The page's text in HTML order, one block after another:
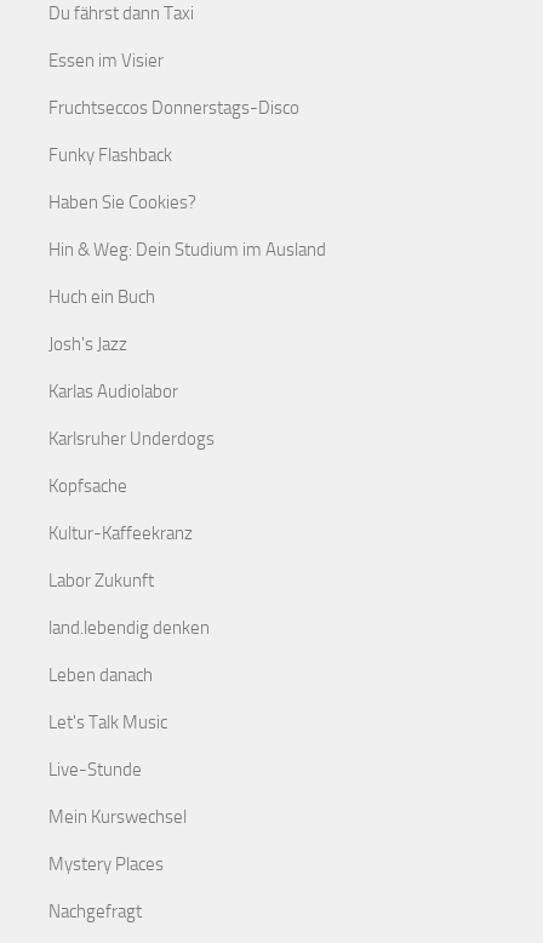
Du fährst dann Taxi
Essen im Visier
Fruchtseccos Donnerstags-Disco
Funky Flashback
Haben Sie Cookies?
Hin & Weg: Dein Studium im Ausland
Huch ein Buch
Josh's Jazz
Karlas Audiolabor
Karlsruher Underdogs
Kopfsache
Kultur-Kaffeekranz
Labor Zukunft
land.lebendig denken
Leben danach
Let's Talk Music
Live-Stunde
Mein Kurswechsel
Mystery Places
Nachgefragt